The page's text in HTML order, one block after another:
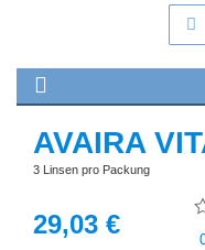
AVAIRA
3 Linsen pro Packung
29,03 €